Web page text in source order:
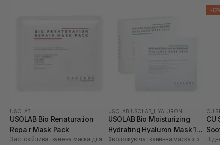
USOLAB
USOLAB Bio Renaturation
Repair Mask Pack
Заспокійлива тканева маска для обличчя
USOLAB USOLAB_HYALURON
USOLAB Bio Moisturizing
Hydrating Hyaluron Mask 1
шт
Зволожуюча тканинна маска зі заспокійливою та антивіковою дією
-
CU
CU